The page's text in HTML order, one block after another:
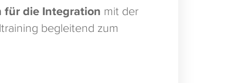
für die Integration mit der
begleitend zum